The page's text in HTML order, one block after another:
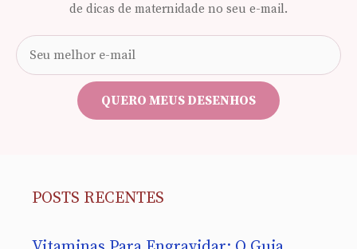
de dicas de maternidade no seu e-mail.
e-
mail
QUERO MEUS DESENHOS
POSTS RECENTES